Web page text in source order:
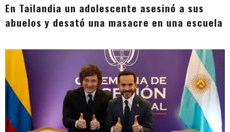
En Tailandia un adolescente asesinó a sus
abuelos y desató una masacre en una escuela